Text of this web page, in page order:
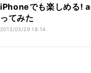
iPhoneでも楽しめる!
ってみた
2013/03/29 18:14